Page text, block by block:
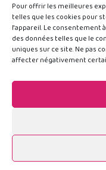
Pour offrir les meilleures
telles que les cookies pour
l'appareil. Le
des données telles que le
uniques sur ce site. Ne pas
affecter négativement
12h / 14h – 17h
Sans rendez-
© 2025 Ange
Retrouvez-